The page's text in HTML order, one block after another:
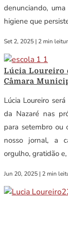
denunciando,
higiene que
Set 2, 2025 | 2 min
Lúcia Loureiro
Câmara
Lúcia Loureiro
da Nazaré nas
para setembro ou
nosso jornal, a
orgulho, gratidão
Jun 20, 2025 | 2 min